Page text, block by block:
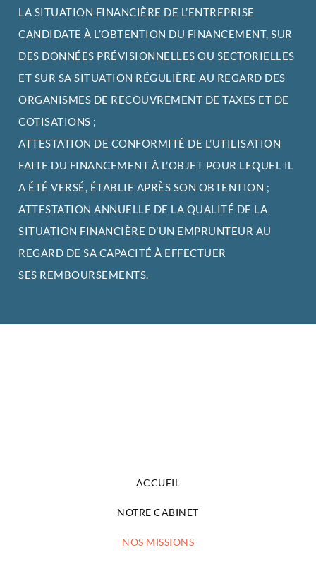
LA SITUATION FINANCIÈRE DE L’ENTREPRISE
CANDIDATE À L’OBTENTION DU FINANCEMENT, SUR
DES DONNÉES PRÉVISIONNELLES OU SECTORIELLES
ET SUR SA SITUATION RÉGULIÈRE AU REGARD DES
ORGANISMES DE RECOUVREMENT DE TAXES ET DE
COTISATIONS ;
ATTESTATION DE CONFORMITÉ DE L’UTILISATION
FAITE DU FINANCEMENT À L’OBJET POUR LEQUEL IL
A ÉTÉ VERSÉ, ÉTABLIE APRÈS SON OBTENTION ;
ATTESTATION ANNUELLE DE LA QUALITÉ DE LA
SITUATION FINANCIÈRE D’UN EMPRUNTEUR AU
REGARD DE SA CAPACITÉ À EFFECTUER
SES REMBOURSEMENTS.
ACCUEIL
NOTRE CABINET
NOS MISSIONS